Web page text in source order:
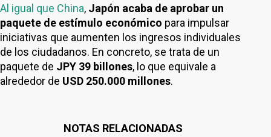
Al igual que China, Japón acaba de aprobar un
paquete de estímulo económico para impulsar
iniciativas que aumenten los ingresos individuales
de los ciudadanos. En concreto, se trata de un
paquete de JPY 39 billones, lo que equivale a
alrededor de USD 250.000 millones.
NOTAS RELACIONADAS